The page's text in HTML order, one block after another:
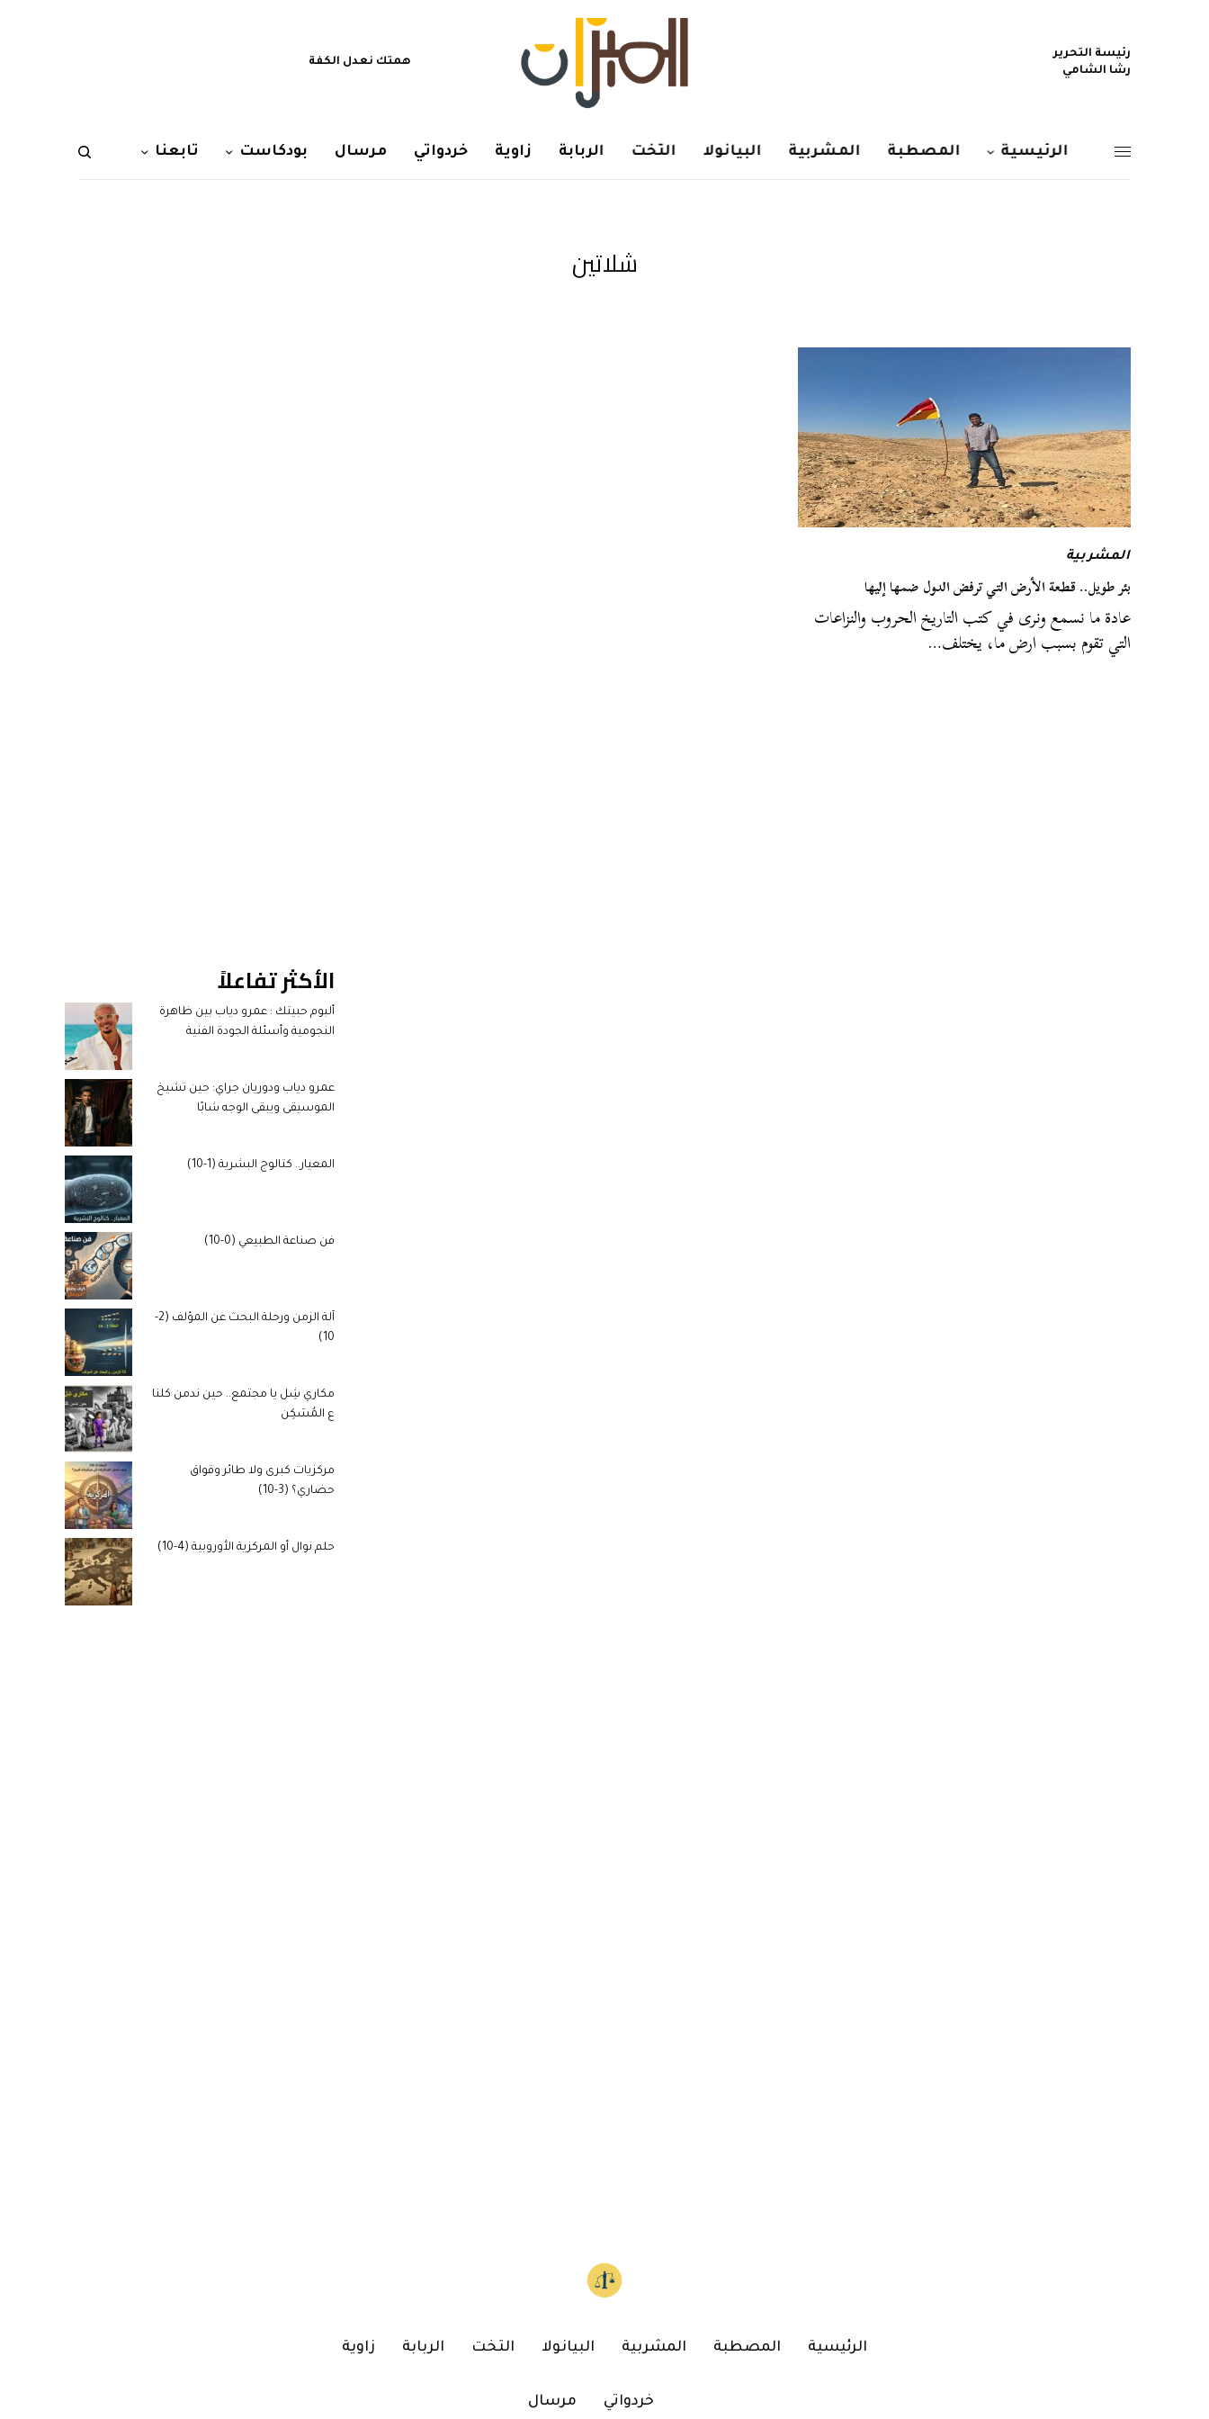
رئيسة التحرير
رشا الشامي
همتك نعدل الكفة
الرئيسية المصطبة المشربية البيانولا التخت الربابة زاوية خردواتي مرسال بودكاست تابعنا
شلاتين
المشربية
بئر طويل.. قطعة الأرض التي ترفض الدول ضمها إليها
عادة ما نسمع ونرى في كتب التاريخ الحروب والنزاعات
التي تقوم بسبب ارض ما، يختلف…
الأكثر تفاعلاً
ألبوم حبيتك : عمرو دياب بين ظاهرة
النجومية وأسئلة الجودة الفنية
عمرو دياب ودوريان جراي: حين تشيخ
الموسيقى ويبقى الوجه شابًا
المعيار.. كتالوج البشرية (1-10)
فن صناعة الطبيعي (0-10)
آلة الزمن ورحلة البحث عن المؤلف (2-
10)
مكاري شِل يا مجتمع.. حين ندمن كلنا
ع المُسَكِن
مركزيات كبرى ولا طائر وقواق
حضاري؟ (3-10)
حلم نوال أو المركزية الأوروبية (4-10)
الرئيسية المصطبة المشربية البيانولا التخت الربابة زاوية
خردواتي مرسال